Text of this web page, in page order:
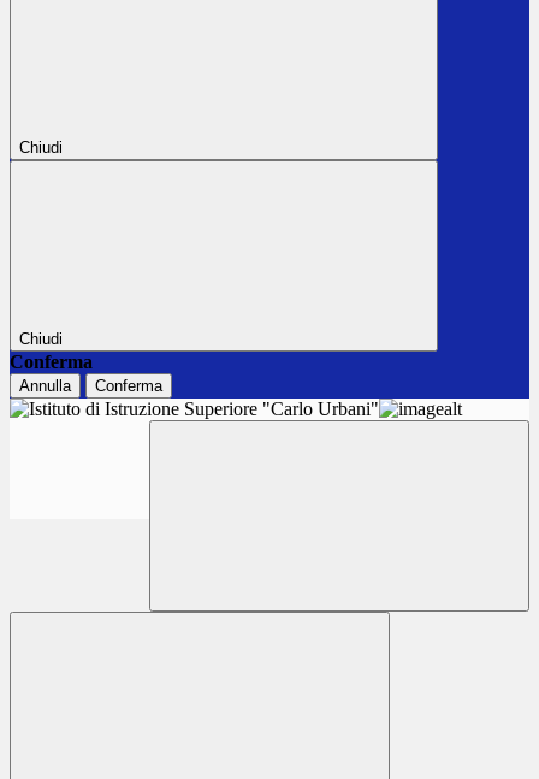
Chiudi
Chiudi
Conferma
Annulla Conferma